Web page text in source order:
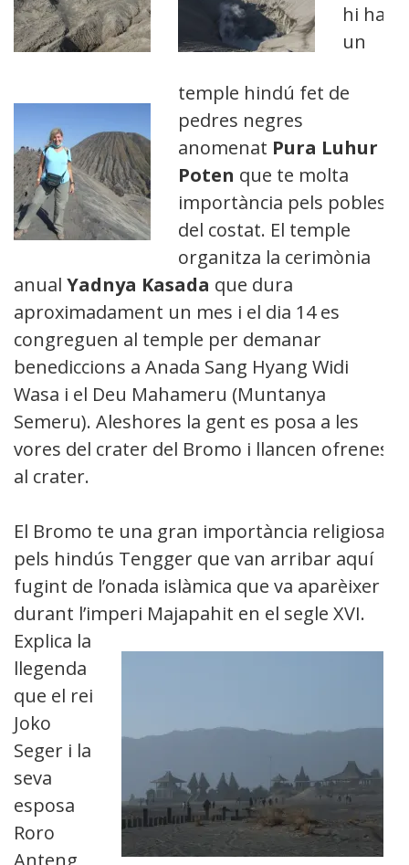
hi ha
un
temple hindú fet de
pedres negres
anomenat Pura Luhur
Poten que te molta
importància pels pobles
del costat. El temple
organitza la cerimònia
anual Yadnya Kasada que dura
aproximadament un mes i el dia 14 es
congreguen al temple per demanar
benediccions a Anada Sang Hyang Widi
Wasa i el Deu Mahameru (Muntanya
Semeru). Aleshores la gent es posa a les
vores del crater del Bromo i llancen ofrenes
al crater.
El Bromo te una gran importància religiosa
pels hindús Tengger que van arribar aquí
fugint de l’onada islàmica que va aparèixer
durant l’imperi Majapahit en el segle XVI.
Explica la
llegenda
que el rei
Joko
Seger i la
seva
esposa
Roro
Anteng